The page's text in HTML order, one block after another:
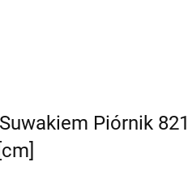
Piórnik